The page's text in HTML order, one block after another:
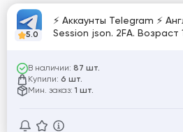
5.0
⚡️ Аккаунты Telegram ⚡️
Session json. 2FA. Возраст
В наличии: 87 шт.
Купили: 6 шт.
Мин. заказ: 1 шт.